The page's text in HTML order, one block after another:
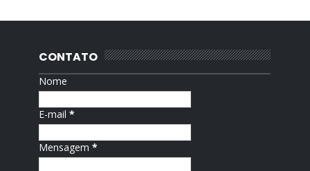
CONTATO
Nome
E-mail*
Mensagem*